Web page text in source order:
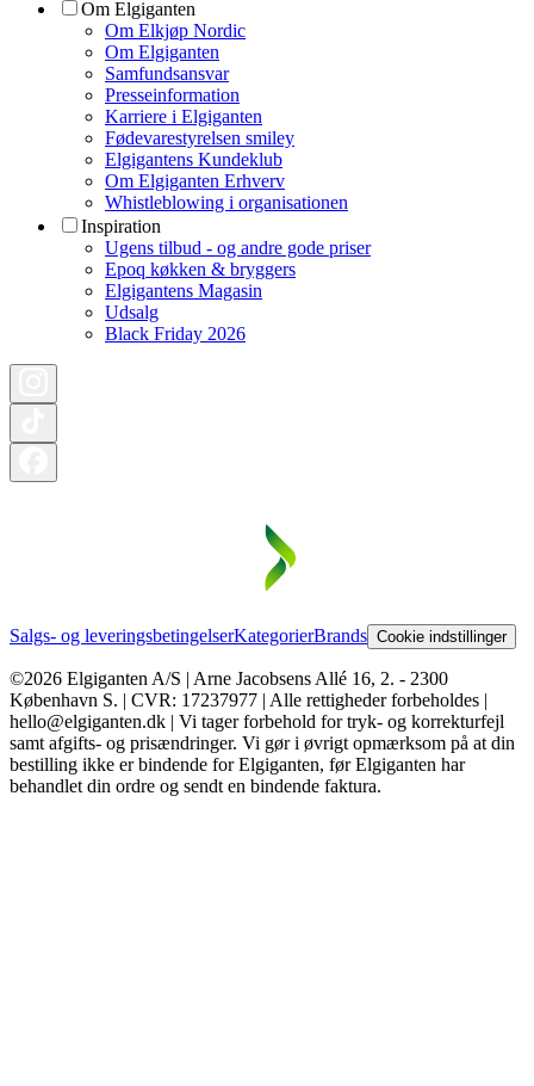
Om Elgiganten
Om Elkjøp Nordic
Om Elgiganten
Samfundsansvar
Presseinformation
Karriere i Elgiganten
Fødevarestyrelsen smiley
Elgigantens Kundeklub
Om Elgiganten Erhverv
Whistleblowing i organisationen
Inspiration
Ugens tilbud - og andre gode priser
Epoq køkken & bryggers
Elgigantens Magasin
Udsalg
Black Friday 2026
Salgs- og leveringsbetingelserKategorierBrands Cookie indstillinger
©2026 Elgiganten A/S | Arne Jacobsens Allé 16, 2. - 2300
København S. | CVR: 17237977 | Alle rettigheder forbeholdes |
hello@elgiganten.dk | Vi tager forbehold for tryk- og korrekturfejl
samt afgifts- og prisændringer. Vi gør i øvrigt opmærksom på at din
bestilling ikke er bindende for Elgiganten, før Elgiganten har
behandlet din ordre og sendt en bindende faktura.